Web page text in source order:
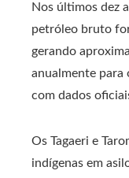
Nos últimos dez
petróleo bruto
gerando
anualmente para
com dados
Os Tagaeri e
indígenas em